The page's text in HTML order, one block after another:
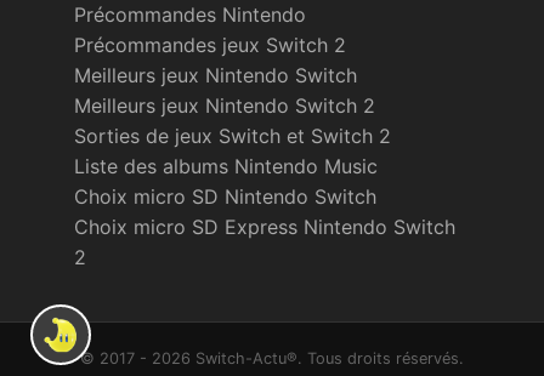
Précommandes Nintendo
Précommandes jeux Switch 2
Meilleurs jeux Nintendo Switch
Meilleurs jeux Nintendo Switch 2
Sorties de jeux Switch et Switch 2
Liste des albums Nintendo Music
Choix micro SD Nintendo Switch
Choix micro SD Express Nintendo Switch
2
© 2017 - 2026 Switch-Actu®. Tous droits réservés.